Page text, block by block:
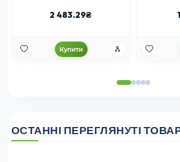
2 483.29
Купити
ОСТАННІ ПЕРЕГЛЯНУТІ